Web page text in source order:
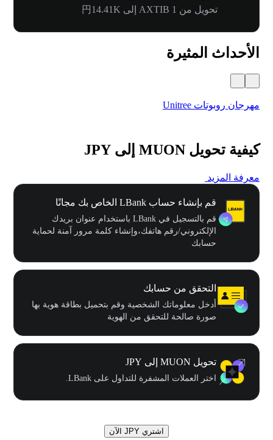
تحويل من 1 AXTIB إلى 円14.41K
الأحداث المثيرة
مهرجان روبوتات Unitree
كيفية تحويل MUON إلى JPY
معرفة المزيد
قم بإنشاء حساب LBank الخاص بك مجانًا
قم بالتسجيل في LBank باستخدام عنوان بريدك
الإلكتروني/رقم هاتفك،وإنشاء كلمة مرور آمنة لحماية
حسابك
التحقق من حسابك
أدخل معلوماتك الشخصية وقم بتحميل بطاقة هوية بها
صورة صالحة للتحقق من الهوية
تحويل MUON إلى JPY
اختر العملات المشفرة للتداول على LBank.
اشتري JPY الآن